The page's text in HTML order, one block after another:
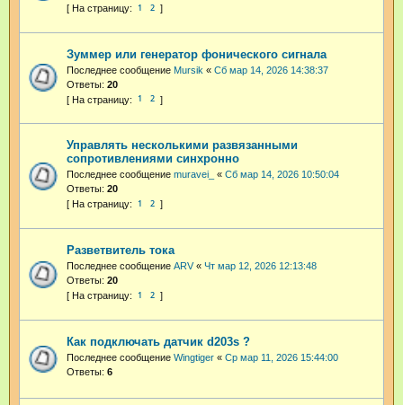
1 2
Зуммер или генератор фонического сигнала
Последнее сообщение Mursik « Сб мар 14, 2026 14:38:37
Ответы: 20
1 2
Управлять несколькими развязанными
сопротивлениями синхронно
Последнее сообщение muravei_ « Сб мар 14, 2026 10:50:04
Ответы: 20
1 2
Разветвитель тока
Последнее сообщение ARV« Чт мар 12, 2026 12:13:48
Ответы: 20
1 2
Как подключать датчик d203s ?
Последнее сообщение Wingtiger « Ср мар 11, 2026 15:44:00
Ответы: 6